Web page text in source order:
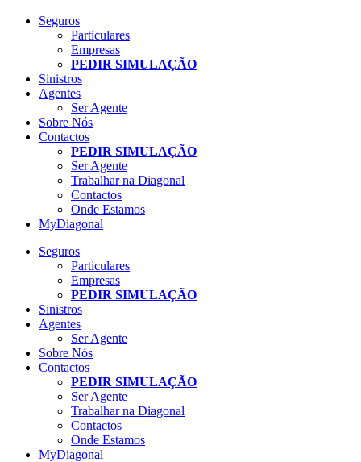
Seguros
Particulares
Empresas
PEDIR SIMULAÇÃO
Sinistros
Agentes
Ser Agente
Sobre Nós
Contactos
PEDIR SIMULAÇÃO
Ser Agente
Trabalhar na Diagonal
Contactos
Onde Estamos
MyDiagonal
Seguros
Particulares
Empresas
PEDIR SIMULAÇÃO
Sinistros
Agentes
Ser Agente
Sobre Nós
Contactos
PEDIR SIMULAÇÃO
Ser Agente
Trabalhar na Diagonal
Contactos
Onde Estamos
MyDiagonal